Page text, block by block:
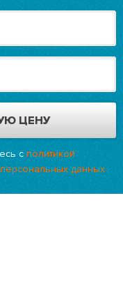
с политикой
данных